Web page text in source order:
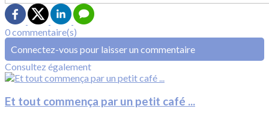
0 commentaire(s)
Connectez-vous pour laisser un commentaire
Consultez également
Et tout commença par un petit café ...